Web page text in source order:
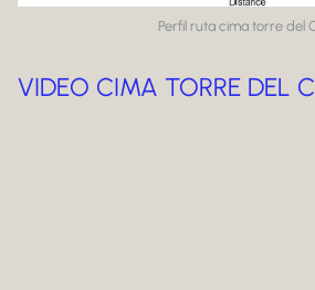
Perfil ruta cima torre del
VIDEO CIMA TORRE DEL